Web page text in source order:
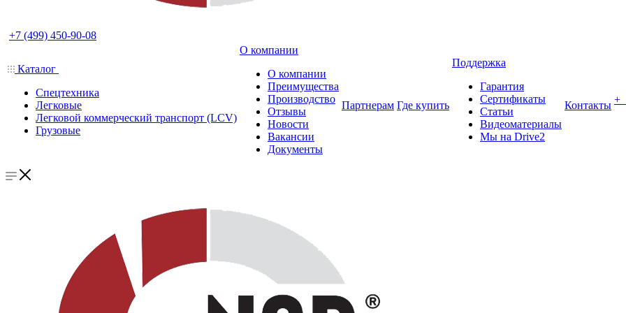
+7 (499) 450-90-08
Каталог
Спецтехника
Легковые
Легковой коммерческий транспорт (LCV)
Грузовые
О компании
О компании
Преимущества
Производство
Отзывы
Новости
Вакансии
Документы
Партнерам Где купить
Поддержка
Гарантия
Сертификаты
Статьи
Видеоматериалы
Мы на Drive2
Контакты +